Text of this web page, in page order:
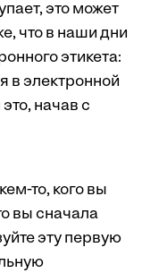
это может
что в наши дни
этикета:
в электронной
начав с
то, кого вы
вы сначала
эту первую